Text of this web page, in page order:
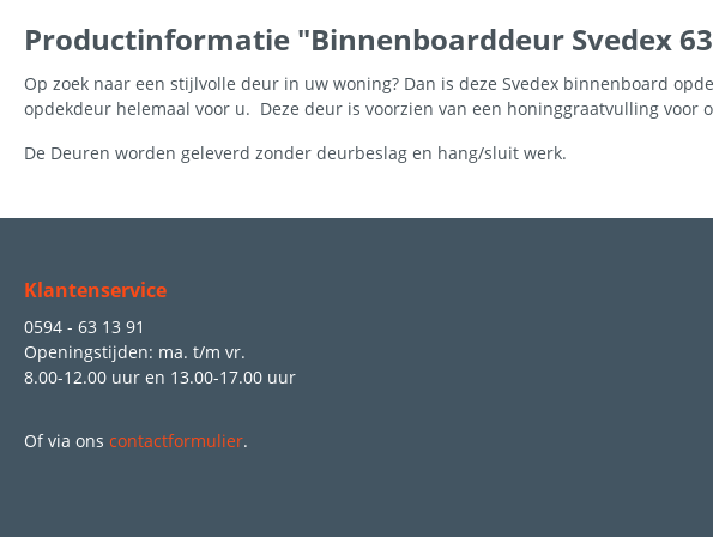
Productinformatie "Binnenboarddeur Svedex
Op zoek naar een stijlvolle deur in uw woning? Dan is deze Svedex binnenboard
opdekdeur helemaal voor u. Deze deur is voorzien van een honinggraatvulling
De Deuren worden geleverd zonder deurbeslag en hang/sluit werk.
Klantenservice
0594 - 63 13 91
Openingstijden: ma. t/m vr.
8.00-12.00 uur en 13.00-17.00 uur
Of via ons contactformulier.